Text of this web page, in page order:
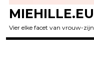
MIEHILLE.EU
Vier elke facet van vrouw-zijn